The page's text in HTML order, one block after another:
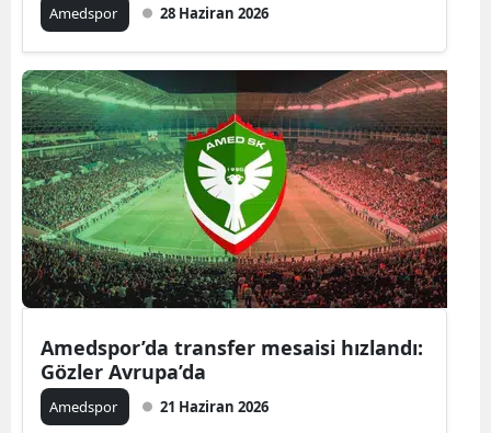
Amedspor 28 Haziran 2026
Amedspor’da transfer mesaisi hızlandı:
Gözler Avrupa’da
Amedspor 21 Haziran 2026